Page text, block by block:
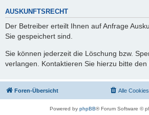
AUSKUNFTSRECHT
Der Betreiber erteilt Ihnen auf Anfrage
Sie gespeichert sind.
Sie können jederzeit die Löschung bzw.
verlangen. Kontaktieren Sie hierzu bitte den
Foren-Übersicht Alle
Powered by phpBB® Forum Software ©